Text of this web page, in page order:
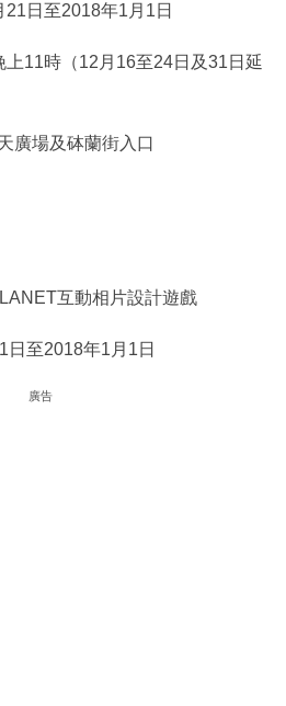
至2018年1月1日
上11時（12月16至24日及31日延
場及砵蘭街入口
互動相片設計遊戲
至2018年1月1日
廣告